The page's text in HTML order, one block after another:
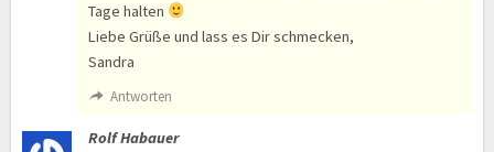
Tage halten
Liebe Grüße und lass es Dir schmecken,
Sandra
Antworten
Rolf Habauer